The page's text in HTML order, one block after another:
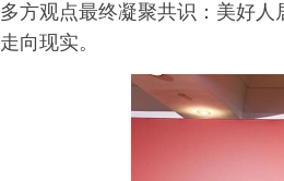
多方观点最终凝聚共识：美好
走向现实。